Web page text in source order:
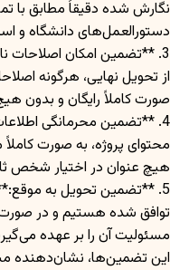
نگارش شده دقیقاً مطابق با
دستورالعمل‌های دانشگاه و
3. **تضمین امکان
از تحویل نهایی، هرگونه
صورت کاملاً رایگان و بدون
4. **تضمین محرمانگی
محتوای پروژه، به صورت
هیچ عنوان در اختیار شخص
5. **تضمین تحویل به
توافق شده هستیم و در صورت
مسئولیت آن را بر عهده
این تضمین‌ها، نشان‌دهنده